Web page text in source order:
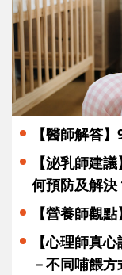
【醫師解答
【泌乳師建
何預防及解決
【營養師觀
【心理師真
－不同哺餵